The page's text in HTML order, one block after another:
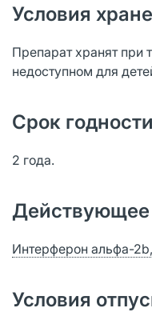
Условия
Препарат хранят при
недоступном для
Срок годности
2 года.
Действующее
Интерферон альфа-
Условия